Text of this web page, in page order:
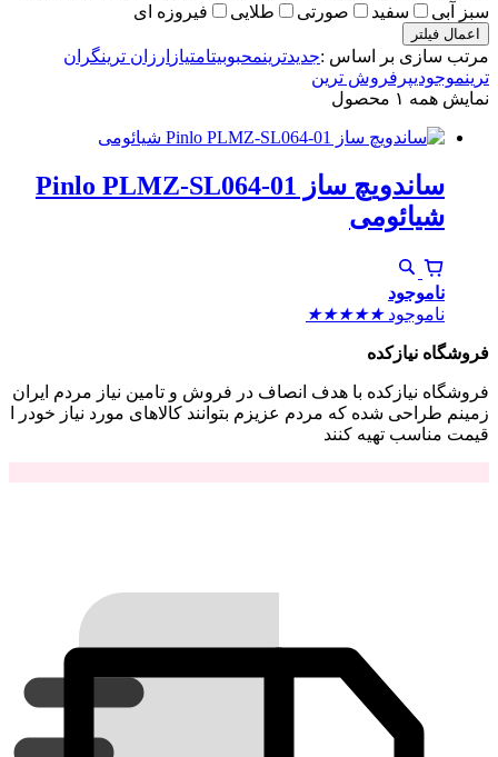
سبز آبی
سفید صورتی طلایی فیروزه ای
اعمال فیلتر
مرتب سازی بر اساس :جدیدترینمحبوبیتامتیاز ارزان ترینگران
ترینموجودیپرفروش ترین
نمایش همه ۱ محصول
ساندویچ ساز Pinlo PLMZ-SL064-01
شیائومی
ناموجود
ناموجود ★
★
★
★
★
فروشگاه نیازکده
فروشگاه نیازکده با هدف انصاف در فروش و تامین نیاز مردم ایران
زمینم طراحی شده که مردم عزیزم بتوانند کالاهای مورد نیاز خودر ا
قیمت مناسب تهیه کنند